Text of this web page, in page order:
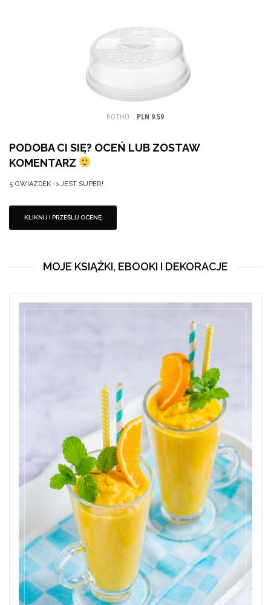
PODOBA CI SIĘ? OCEŃ LUB ZOSTAW
KOMENTARZ
5 GWIAZDEK -> JEST SUPER!
MOJE KSIĄŻKI, EBOOKI I DEKORACJE